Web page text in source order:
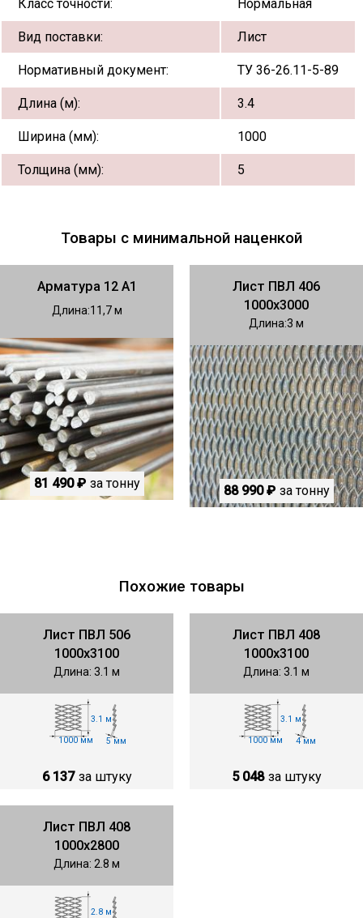
Класс точности: Нормальная
Вид поставки: Лист
Нормативный документ: ТУ 36-26.11-5-89
Длина (м): 3.4
Ширина (мм): 1000
Толщина (мм): 5
Товары с минимальной наценкой
Арматура 12 А1
Длина 11,7
81 490 ₽ за тонну
Лист ПВЛ 406
1000х3000
Длина 3
88 990 ₽ за тонну
Похожие товары
Лист ПВЛ 506
1000х3100
Длина: 3.1 м
5 мм
3.1 м
1000 мм
6 137 за штуку
Лист ПВЛ 408
1000х3100
Длина: 3.1 м
4 мм
3.1 м
1000 мм
5 048 за штуку
Лист ПВЛ 408
1000х2800
Длина: 2.8 м
2.8 м